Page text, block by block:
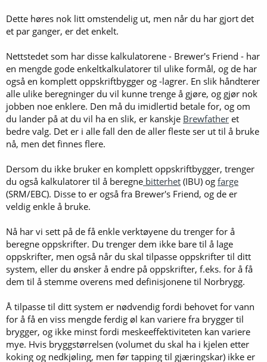
Dette høres nok litt omstendelig ut, men når du har gjort det
et par ganger, er det enkelt.
Nettstedet som har disse kalkulatorene - Brewer's Friend - har
en mengde gode enkeltkalkulatorer til ulike formål, og de har
også en komplett oppskriftbygger og -lagrer. En slik håndterer
alle ulike beregninger du vil kunne trenge å gjøre, og gjør nok
jobben noe enklere. Den må du imidlertid betale for, og om
du lander på at du vil ha en slik, er kanskje Brewfather et
bedre valg. Det er i alle fall den de aller fleste ser ut til å bruke
nå, men det finnes flere.
Dersom du ikke bruker en komplett oppskriftbygger, trenger
du også kalkulatorer til å beregne bitterhet (IBU) og farge
(SRM/EBC). Disse to er også fra Brewer's Friend, og de er
veldig enkle å bruke.
Nå har vi sett på de få enkle verktøyene du trenger for å
beregne oppskrifter. Du trenger dem ikke bare til å lage
oppskrifter, men også når du skal tilpasse oppskrifter til ditt
system, eller du ønsker å endre på oppskrifter, f.eks. for å få
dem til å stemme overens med definisjonene til Norbrygg.
Å tilpasse til ditt system er nødvendig fordi behovet for vann
for å få en viss mengde ferdig øl kan variere fra brygger til
brygger, og ikke minst fordi meskeeffektiviteten kan variere
mye. Hvis bryggstørrelsen (volumet du skal ha i kjelen etter
koking og nedkjøling, men før tapping til gjæringskar) ikke er